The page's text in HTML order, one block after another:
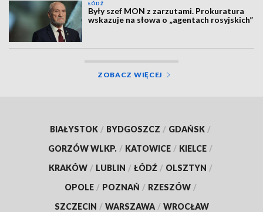
ŁÓDŹ
Były szef MON z zarzutami. Prokuratura
wskazuje na słowa o „agentach rosyjskich”
ZOBACZ WIĘCEJ
BIAŁYSTOK / BYDGOSZCZ / GDAŃSK /
GORZÓW WLKP. / KATOWICE / KIELCE /
KRAKÓW / LUBLIN / ŁÓDŹ / OLSZTYN /
OPOLE / POZNAŃ / RZESZÓW /
SZCZECIN / WARSZAWA / WROCŁAW